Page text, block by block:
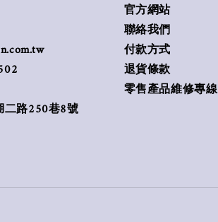
路250巷8號
官方網站
聯絡我們
付款方式
退貨條款
零售產品維修專線